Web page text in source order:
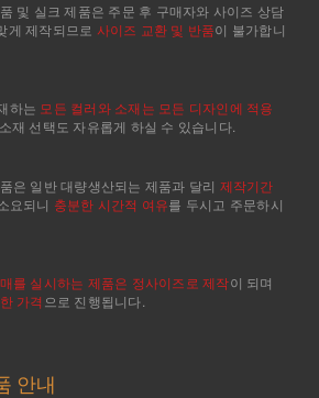
및 실크 제품은 주문 후 구매자와 사이즈 상담
게 제작되므로 사이즈 교환 및 반품이 불가합니
하는 모든 컬러와 소재는 모든 디자인에 적용
재 선택도 자유롭게 하실 수 있습니다.
은 일반 대량생산되는 제품과 달리 제작기간
요되니 충분한 시간적 여유를 두시고 주문하시
를 실시하는 제품은 정사이즈로 제작이 되며
가격 으로 진행됩니다.
안내